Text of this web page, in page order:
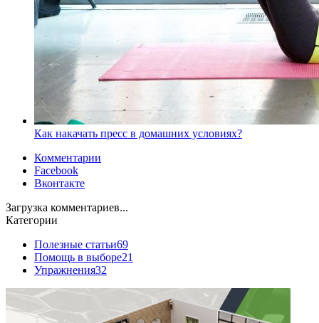
Как накачать пресс в домашних условиях?
Комментарии
Facebook
Вконтакте
Загрузка комментариев...
Категории
Полезные статьи69
Помощь в выборе21
Упражнения32